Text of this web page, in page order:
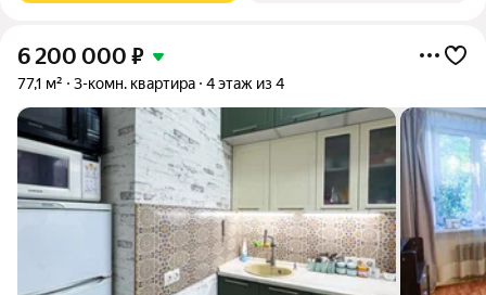
6 200 000 ₽
77,1 м² 3-комн. квартира 4 этаж из 4